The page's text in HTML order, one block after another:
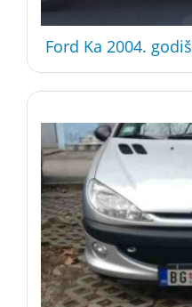
Ford Ka 2004.